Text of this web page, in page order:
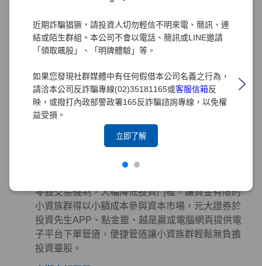
近期詐騙猖獗，請投資人切勿輕信不明來電、簡訊、連
結或陌生群組。本公司不會以電話、簡訊或LINE邀請
「領取飆股」、「明牌體驗」等。
如果您發現社群媒體中有任何假借本公司名義之行為，
請洽本公司反詐騙專線(02)35181165或客服信箱反
映，或撥打內政部警政署165反詐騙諮詢專線，以免權
益受損。
立即了解
協助客戶全面掌握投資資訊，集選股、看盤、下單
功能於一身，簡化投資流程提升客戶體驗，持續努
力推動「股市年輕化」，打造零時差隨身投資顧
元大證券持續精進投資先生APP功能開發，2025年
推出「投資先生2.0」串連開戶、交易與投後管理，
打造一站式行動投資平台，同時兼顧普惠金融與永
續價值，透過小額、數位、自動化服務降低門檻並
零股交易機制，大幅降低投資門檻，讓資金有限的
小資族群得以小額成本參與資本市場，元大證券於
投資先生APP、點金靈、越是贏或電腦網頁提供電
子平台下單管道，便捷管道讓小資族群輕鬆無負擔
投資臺股。